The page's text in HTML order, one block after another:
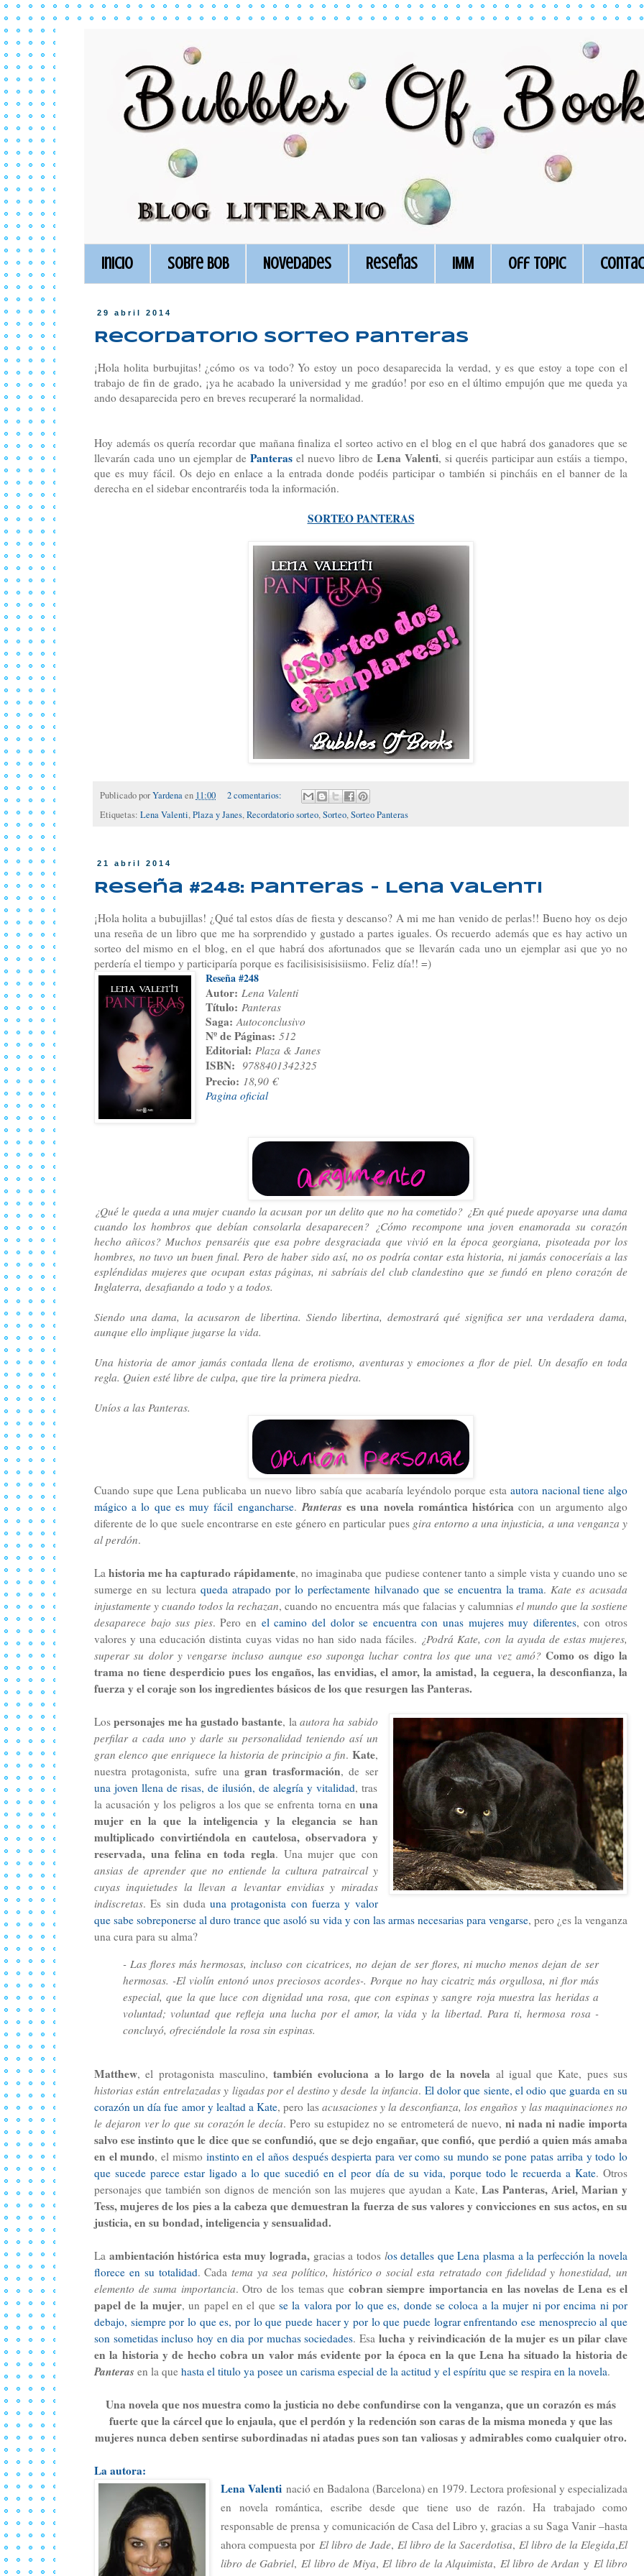
Inicio Sobre BoB Novedades Reseñas IMM Off Topic
29 abril 2014
Recordatorio Sorteo Panteras
¡Hola holita burbujitas! ¿cómo os va todo? Yo estoy un poco desaparecida la verdad, y es que estoy a tope con el
trabajo de fin de grado, ¡ya he acabado la universidad y me gradúo! por eso en el último empujón que me queda ya
ando desaparecida pero en breves recuperaré la normalidad.
Hoy además os quería recordar que mañana finaliza el sorteo activo en el blog en el que habrá dos ganadores que se
llevarán cada uno un ejemplar dePanteras el nuevo libro de Lena Valenti, si queréis participar aun estáis a tiempo,
que es muy fácil. Os dejo en enlace a la entrada donde podéis participar o también si pincháis en el banner de la
derecha en el sidebar encontraréis toda la información.
SORTEO PANTERAS
Publicado porYardenaen 11:00
2 comentarios:
Etiquetas: Lena Valenti,Plaza y Janes,Recordatorio sorteo,Sorteo,Sorteo Panteras
21 abril 2014
Reseña #248: Panteras - Lena Valenti
¡Hola holita a bubujillas! ¿Qué tal estos días de fiesta y descanso? A mi me han venido de perlas!! Bueno hoy os dejo
una reseña de un libro que me ha sorprendido y gustado a partes iguales. Os recuerdo además que es hay activo un
sorteo del mismo en el blog, en el que habrá dos afortunados que se llevarán cada uno un ejemplar asi que yo no
perdería el tiempo y participaría porque es facilisisisisisiismo. Feliz día!! =)
Reseña #248
Autor: Lena Valenti
Título: Panteras
Saga: Autoconclusivo
Nº de Páginas: 512
Editorial: Plaza & Janes
ISBN: 9788401342325
Precio: 18,90 €
Pagina oficial
¿Qué le queda a una mujer cuando la acusan por un delito que no ha cometido? ¿En qué puede apoyarse una dama
cuando los hombros que debían consolarla desaparecen? ¿Cómo recompone una joven enamorada su corazón
hecho añicos? Muchos pensaréis que esa pobre desgraciada que vivió en la época georgiana, pisoteada por los
hombres, no tuvo un buen final. Pero de haber sido así, no os podría contar esta historia, ni jamás conoceríais a las
espléndidas mujeres que ocupan estas páginas, ni sabríais del club clandestino que se fundó en pleno corazón de
Inglaterra, desafiando a todo y a todos.
Siendo una dama, la acusaron de libertina. Siendo libertina, demostrará qué significa ser una verdadera dama,
aunque ello implique jugarse la vida.
Una historia de amor jamás contada llena de erotismo, aventuras y emociones a flor de piel. Un desafío en toda
regla. Quien esté libre de culpa, que tire la primera piedra.
Uníos a las Panteras.
Cuando supe que Lena publicaba un nuevo libro sabía que acabaría leyéndolo porque esta autora nacional tiene algo
mágico a lo que es muy fácil engancharse. Panteras es una novela romántica histórica con un argumento algo
diferente de lo que suele encontrarse en este género en particular pues gira entorno a una injusticia, a una venganza y
al perdón.
Lahistoria me ha capturado rápidamente, no imaginaba que pudiese contener tanto a simple vista y cuando uno se
sumerge en su lectura queda atrapado por lo perfectamente hilvanado que se encuentra la trama. Kate es acusada
injustamente y cuando todos la rechazan, cuando no encuentra más que falacias y calumnias el mundo que la sostiene
desaparece bajo sus pies. Pero en el camino del dolor se encuentra con unas mujeres muy diferentes, con otros
valores y una educación distinta cuyas vidas no han sido nada fáciles. ¿Podrá Kate, con la ayuda de estas mujeres,
superar su dolor y vengarse incluso aunque eso suponga luchar contra los que una vez amó?Como os digo la
trama no tiene desperdicio pues los engaños, las envidias, el amor, la amistad, la ceguera, la desconfianza, la
fuerza y el coraje son los ingredientes básicos de los que resurgen las Panteras.
Los personajes me ha gustado bastante, laautora ha sabido
perfilar a cada uno y darle su personalidad teniendo así un
gran elenco que enriquece la historia de principio a fin. Kate,
nuestra protagonista, sufre una gran trasformación, de ser
una joven llena de risas, de ilusión, de alegría y vitalidad, tras
la acusación y los peligros a los que se enfrenta torna en una
mujer en la que la inteligencia y la elegancia se han
multiplicado convirtiéndola en cautelosa, observadora y
reservada, una felina en toda regla. Una mujer que con
ansias de aprender que no entiende la cultura patraircal y
cuyas inquietudes la llevan a levantar envidias y miradas
indiscretas. Es sin dudauna protagonista con fuerza y valor
que sabe sobreponerse al duro trance que asoló su vida y con las armas necesarias para vengarse, pero ¿es la venganza
una cura para su alma?
- Las flores más hermosas, incluso con cicatrices, no dejan de ser flores, ni mucho menos dejan de ser
hermosas. -El violín entonó unos preciosos acordes-. Porque no hay cicatriz más orgullosa, ni flor más
especial, que la que luce con dignidad una rosa, que con espinas y sangre roja muestra las heridas a
voluntad; voluntad que refleja una lucha por el amor, la vida y la libertad. Para ti, hermosa rosa -
concluyó, ofreciéndole la rosa sin espinas.
Matthew, el protagonista masculino,también evoluciona a lo largo de la novela al igual que Kate, pues sus
historias están entrelazadas y ligadas por el destino y desde la infancia. El dolor que siente, el odio que guarda en su
corazón un día fue amor y lealtad a Kate, pero las acusaciones y la desconfianza, los engaños y las maquinaciones no
le dejaron ver lo que su corazón le decía. Pero su estupidez no se entrometerá de nuevo, ni nada ni nadie importa
salvo ese instinto que le dice que se confundió, que se dejo engañar, que confió, que perdió a quien más amaba
en el mundo, el mismo instinto en el años después despierta para ver como su mundo se pone patas arriba y todo lo
que sucede parece estar ligado a lo que sucedió en el peor día de su vida, porque todo le recuerda a Kate. Otros
personajes que también son dignos de mención son las mujeres que ayudan a Kate, Las Panteras, Ariel, Marian y
Tess, mujeres de los pies a la cabeza que demuestran la fuerza de sus valores y convicciones en sus actos, en su
justicia, en su bondad, inteligencia y sensualidad.
La ambientación histórica esta muy lograda, gracias a todos los detalles que Lena plasma a la perfección la novela
florece en su totalidad. Cadatema ya sea político, histórico o social esta retratado con fidelidad y honestidad, un
elemento de suma importancia. Otro de los temas que cobran siempre importancia en las novelas de Lena es el
papel de la mujer, un papel en el quese la valora por lo que es, donde se coloca a la mujer ni por encima ni por
debajo, siempre por lo que es, por lo que puede hacer y por lo que puede lograr enfrentando ese menosprecio al que
son sometidas incluso hoy en dia por muchas sociedades. Esa lucha y reivindicación de la mujer es un pilar clave
en la historia y de hecho cobra un valor más evidente por la época en la que Lena ha situado la historia de
Panteras en la que hasta el titulo ya posee un carisma especial de la actitud y el espíritu que se respira en la novela.
Una novela que nos muestra como la justicia no debe confundirse con la venganza, que un corazón es más
fuerte que la cárcel que lo enjaula, que el perdón y la redención son caras de la misma moneda y que las
mujeres nunca deben sentirse subordinadas ni atadas pues son tan valiosas y admirables como cualquier otro.
La autora:
Lena Valenti nació en Badalona (Barcelona) en 1979. Lectora profesional y especializada
en novela romántica, escribe desde que tiene uso de razón. Ha trabajado como
responsable de prensa y comunicación de Casa del Libro y, gracias a su Saga Vanir –hasta
ahora compuesta por El libro de Jade, El libro de la Sacerdotisa, El libro de la Elegida,El
libro de Gabriel,El libro de Miya,El libro de la Alquimista, El libro de Ardan y El libro